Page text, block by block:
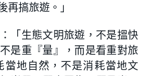
再搞旅遊。」
「生態文明旅遊，不是搵快
是重『量』，而是看重對旅
當地自然，不是消耗當地文